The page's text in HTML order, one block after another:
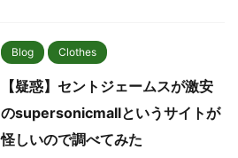
Blog Clothes
【疑惑】セントジェームスが激安
のsupersonicmallというサイトが
怪しいので調べてみた